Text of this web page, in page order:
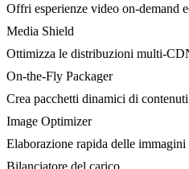
Offri esperienze video on-demand
Media Shield
Ottimizza le distribuzioni multi-
On-the-Fly Packager
Crea pacchetti dinamici di
Image Optimizer
Elaborazione rapida delle immagini
Bilanciatore del carico